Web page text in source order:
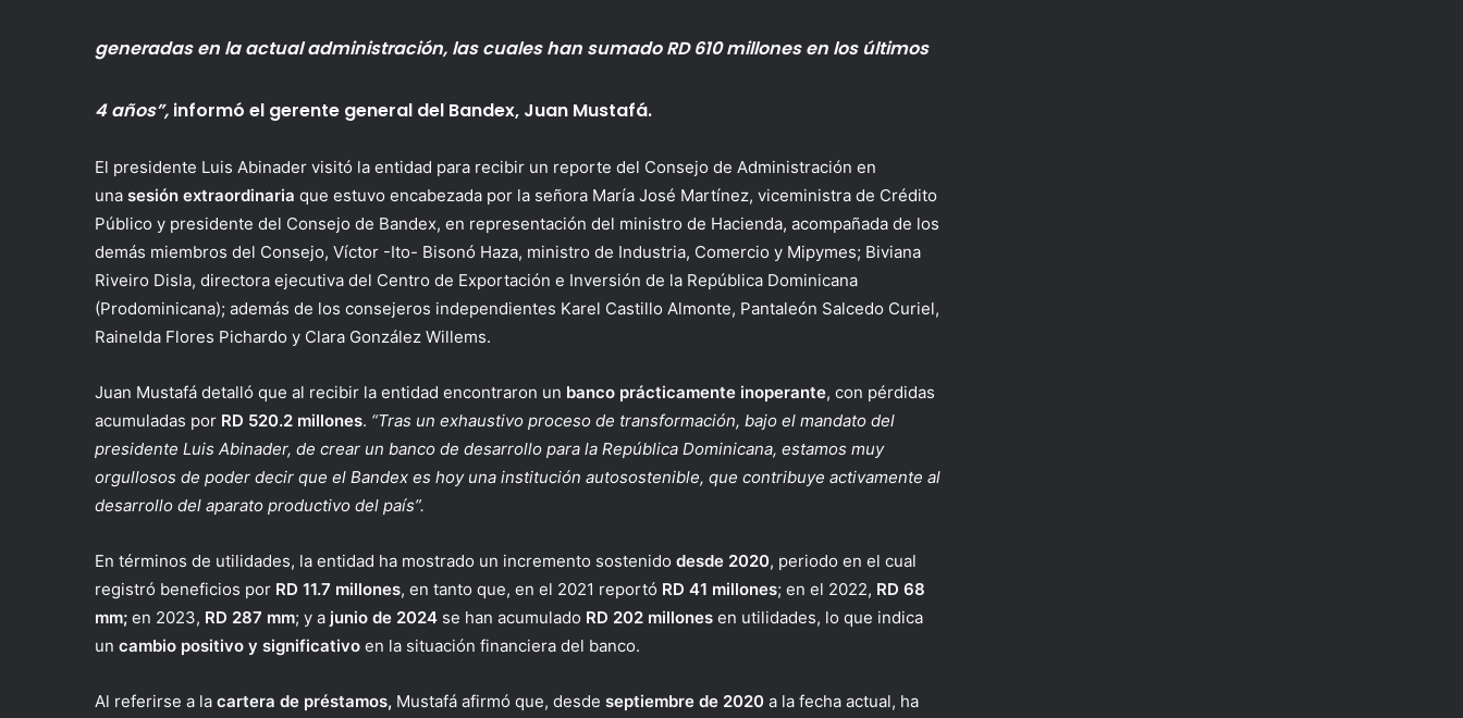
generadas en la actual administración, las cuales han sumado RD 610 millones en los últimos
4 años”, informó el gerente general del Bandex, Juan Mustafá.
El presidente Luis Abinader visitó la entidad para recibir un reporte del Consejo de Administración en
una sesión extraordinaria que estuvo encabezada por la señora María José Martínez, viceministra de Crédito
Público y presidente del Consejo de Bandex, en representación del ministro de Hacienda, acompañada de los
demás miembros del Consejo, Víctor -Ito- Bisonó Haza, ministro de Industria, Comercio y Mipymes; Biviana
Riveiro Disla, directora ejecutiva del Centro de Exportación e Inversión de la República Dominicana
(Prodominicana); además de los consejeros independientes Karel Castillo Almonte, Pantaleón Salcedo Curiel,
Rainelda Flores Pichardo y Clara González Willems.
Juan Mustafá detalló que al recibir la entidad encontraron un banco prácticamente inoperante, con pérdidas
acumuladas por RD 520.2 millones. “Tras un exhaustivo proceso de transformación, bajo el mandato del
presidente Luis Abinader, de crear un banco de desarrollo para la República Dominicana, estamos muy
orgullosos de poder decir que el Bandex es hoy una institución autosostenible, que contribuye activamente al
desarrollo del aparato productivo del país”.
En términos de utilidades, la entidad ha mostrado un incremento sostenido desde 2020, periodo en el cual
registró beneficios por RD 11.7 millones, en tanto que, en el 2021 reportó RD 41 millones; en el 2022, RD 68
mm; en 2023, RD 287 mm; y a junio de 2024 se han acumulado RD 202 millones en utilidades, lo que indica
un cambio positivo y significativo en la situación financiera del banco.
Al referirse a la cartera de préstamos, Mustafá afirmó que, desde septiembre de 2020 a la fecha actual, ha